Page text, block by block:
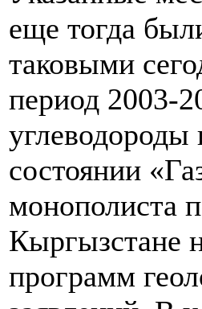
еще тогда
таковыми
период 2003-
состоянии
монополиста
Кыргызстане
программ